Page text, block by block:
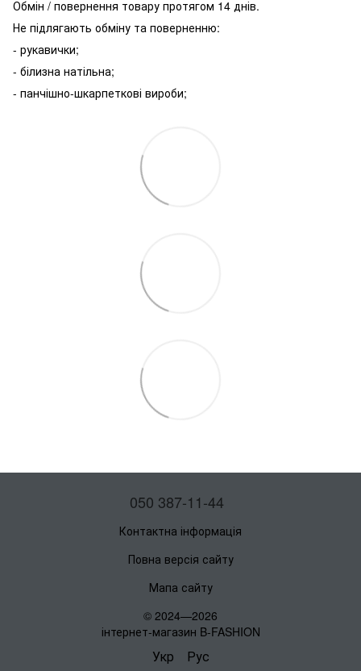
Обмін / повернення товару протягом 14 днів.
Не підлягають обміну та поверненню:
- рукавички;
- білизна натільна;
- панчішно-шкарпеткові вироби;
050 387-11-44
Контактна інформація
Повна версія сайту
Мапа сайту
© 2024—2026
інтернет-магазин B-FASHION
Укр Рус